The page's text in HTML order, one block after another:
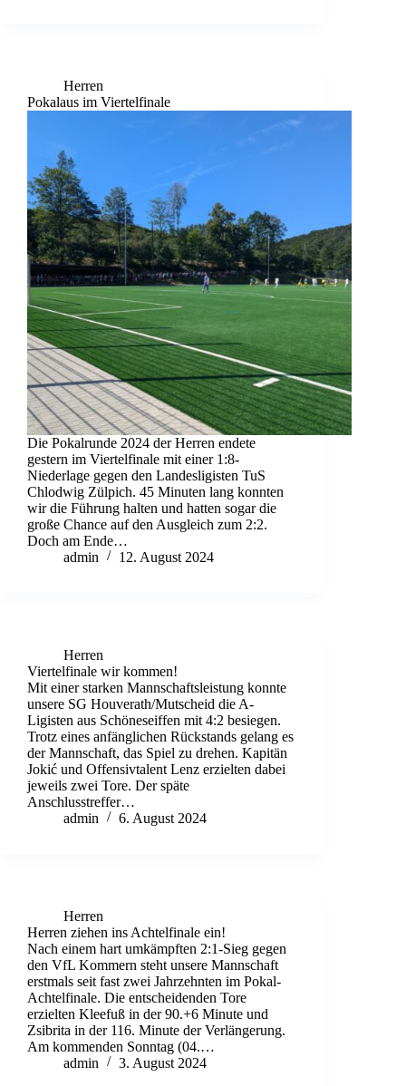
Herren
Pokalaus im Viertelfinale
Die Pokalrunde 2024 der Herren endete
gestern im Viertelfinale mit einer 1:8-
Niederlage gegen den Landesligisten TuS
Chlodwig Zülpich. 45 Minuten lang konnten
wir die Führung halten und hatten sogar die
große Chance auf den Ausgleich zum 2:2.
Doch am Ende…
admin
12. August 2024
Herren
Viertelfinale wir kommen!
Mit einer starken Mannschaftsleistung konnte
unsere SG Houverath/Mutscheid die A-
Ligisten aus Schöneseiffen mit 4:2 besiegen.
Trotz eines anfänglichen Rückstands gelang es
der Mannschaft, das Spiel zu drehen. Kapitän
Jokić und Offensivtalent Lenz erzielten dabei
jeweils zwei Tore. Der späte
Anschlusstreffer…
admin
6. August 2024
Herren
Herren ziehen ins Achtelfinale ein!
Nach einem hart umkämpften 2:1-Sieg gegen
den VfL Kommern steht unsere Mannschaft
erstmals seit fast zwei Jahrzehnten im Pokal-
Achtelfinale. Die entscheidenden Tore
erzielten Kleefuß in der 90.+6 Minute und
Zsibrita in der 116. Minute der Verlängerung.
Am kommenden Sonntag (04.…
admin
3. August 2024